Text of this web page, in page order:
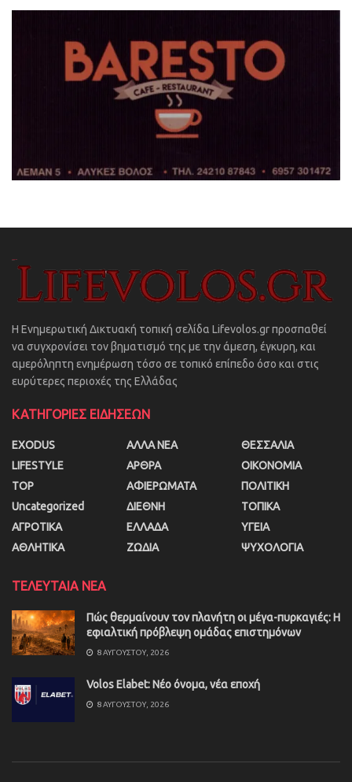
Η Ενημερωτική Δικτυακή τοπική σελίδα Lifevolos.gr προσπαθεί
να συγχρονίσει τον βηματισμό της με την άμεση, έγκυρη, και
αμερόληπτη ενημέρωση τόσο σε τοπικό επίπεδο όσο και στις
ευρύτερες περιοχές της Ελλάδας
ΚΑΤΗΓΟΡΙΕΣ ΕΙΔΗΣΕΩΝ
EXODUS
LIFESTYLE
TOP
Uncategorized
ΑΓΡΟΤΙΚΑ
ΑΘΛΗΤΙΚΑ
ΑΛΛΑ ΝΕΑ
ΑΡΘΡΑ
ΑΦΙΕΡΩΜΑΤΑ
ΔΙΕΘΝΗ
ΕΛΛΑΔΑ
ΖΩΔΙΑ
ΘΕΣΣΑΛΙΑ
ΟΙΚΟΝΟΜΙΑ
ΠΟΛΙΤΙΚΗ
ΤΟΠΙΚΑ
ΥΓΕΙΑ
ΨΥΧΟΛΟΓΙΑ
ΤΕΛΕΥΤΑΙΑ ΝΕΑ
Πώς θερμαίνουν τον πλανήτη οι μέγα-πυρκαγιές: Η
εφιαλτική πρόβλεψη ομάδας επιστημόνων
8 ΑΥΓΟΎΣΤΟΥ, 2026
Volos Elabet: Νέο όνομα, νέα εποχή
8 ΑΥΓΟΎΣΤΟΥ, 2026